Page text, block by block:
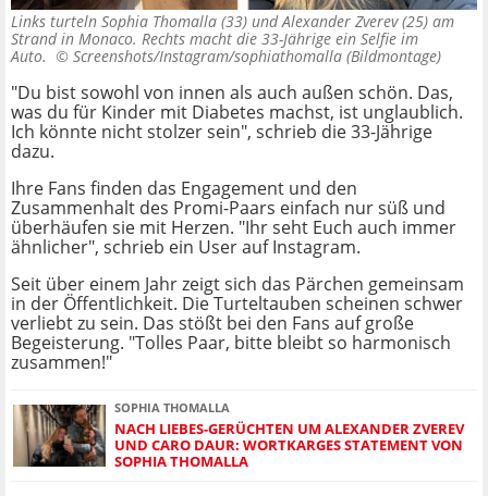
Links turteln Sophia Thomalla (33) und Alexander Zverev (25) am
Strand in Monaco. Rechts macht die 33-Jährige ein Selfie im
Auto. © Screenshots/Instagram/sophiathomalla (Bildmontage)
"Du bist sowohl von innen als auch außen schön. Das,
was du für Kinder mit Diabetes machst, ist unglaublich.
Ich könnte nicht stolzer sein", schrieb die 33-Jährige
dazu.
Ihre Fans finden das Engagement und den
Zusammenhalt des Promi-Paars einfach nur süß und
überhäufen sie mit Herzen. "Ihr seht Euch auch immer
ähnlicher", schrieb ein User auf Instagram.
Seit über einem Jahr zeigt sich das Pärchen gemeinsam
in der Öffentlichkeit. Die Turteltauben scheinen schwer
verliebt zu sein. Das stößt bei den Fans auf große
Begeisterung. "Tolles Paar, bitte bleibt so harmonisch
zusammen!"
SOPHIA THOMALLA
NACH LIEBES-GERÜCHTEN UM ALEXANDER ZVEREV
UND CARO DAUR: WORTKARGES STATEMENT VON
SOPHIA THOMALLA